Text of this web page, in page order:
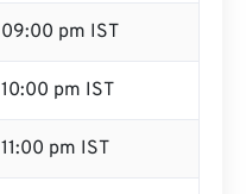
09:00 pm IST
10:00 pm IST
11:00 pm IST